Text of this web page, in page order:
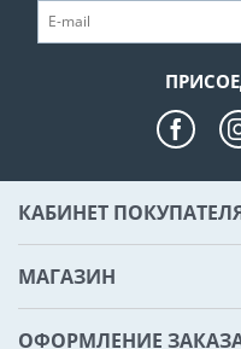
КАБИНЕТ
МАГАЗИН
ОФОРМЛЕНИЕ